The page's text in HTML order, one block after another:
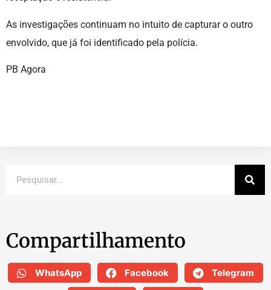
As investigações continuam no intuito de capturar o outro
envolvido, que já foi identificado pela polícia.
PB Agora
Compartilhamento
WhatsApp Facebook Telegram